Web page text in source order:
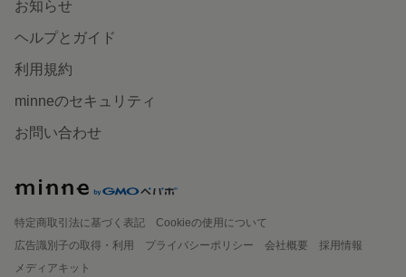
お知らせ
ヘルプとガイド
利用規約
minneのセキュリティ
お問い合わせ
特定商取引法に基づく表記
Cookieの使用について
広告識別子の取得・利用
プライバシーポリシー 会社概要
採用情報
メディアキット